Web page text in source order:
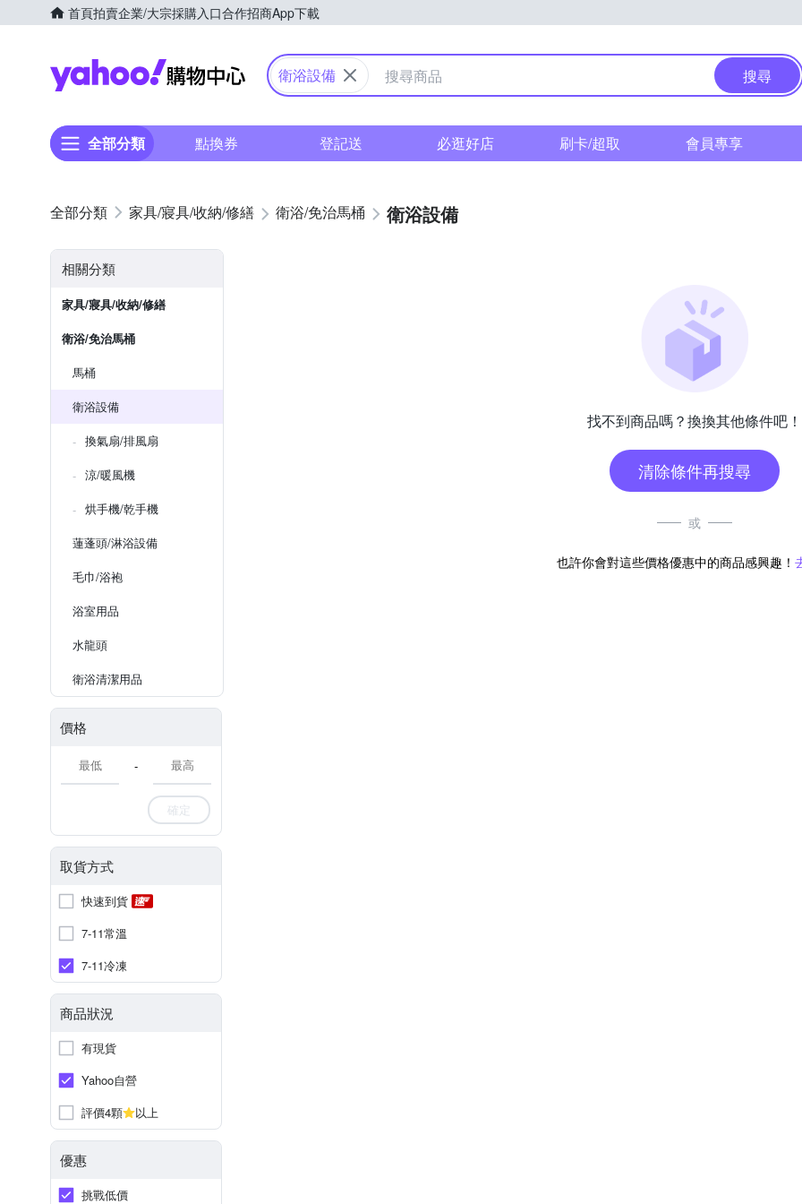
首頁拍賣企業/大宗採購入口合作招商App下載
Yahoo購物中心
衛浴設備 搜尋
全部分類 點換券 登記送 必逛好店 刷卡/超取 會員專享
家具/寢具/收納/修繕 衛浴/免治馬桶 衛浴設備
相關分類
家具/寢具/收納/修繕
衛浴/免治馬桶
馬桶
衛浴設備
換氣扇/排風扇
涼/暖風機
烘手機/乾手機
蓮蓬頭/淋浴設備
毛巾/浴袍
浴室用品
水龍頭
衛浴清潔用品
價格
-
確定
取貨方式
快速到貨
7-11常溫
7-11冷凍
商品狀況
有現貨
Yahoo自營
評價4顆
以上
優惠
挑戰低價
找不到商品嗎？換換其他條件吧！
清除條件再搜尋
或
也許你會對這些價格優惠中的商品感興趣！